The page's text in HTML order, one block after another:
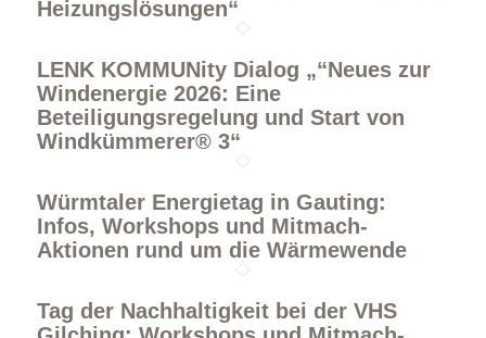
Heizungslösungen“
LENK KOMMUNity Dialog „“Neues zur
Windenergie 2026: Eine
Beteiligungsregelung und Start von
Windkümmerer® 3“
Würmtaler Energietag in Gauting:
Infos, Workshops und Mitmach-
Aktionen rund um die Wärmewende
Tag der Nachhaltigkeit bei der VHS